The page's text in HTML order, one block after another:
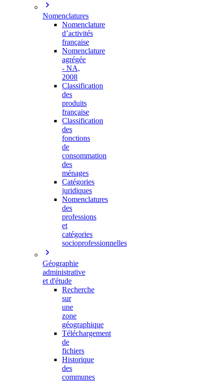
Nomenclatures
Nomenclature
d’activités
française
Nomenclature
agrégée
- NA,
2008
Classification
des
produits
française
Classification
des
fonctions
de
consommation
des
ménages
Catégories
juridiques
Nomenclatures
des
professions
et
catégories
socioprofessionnelles
Géographie
administrative
et d'étude
Recherche
sur
une
zone
géographique
Téléchargement
de
fichiers
Historique
des
communes